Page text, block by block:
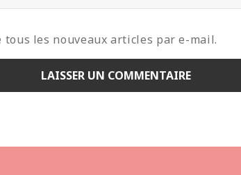
tous les nouveaux articles par e-mail.